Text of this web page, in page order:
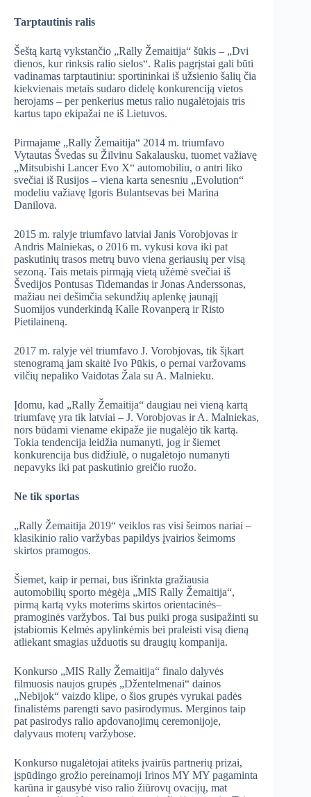
Tarptautinis ralis
Šeštą kartą vykstančio „Rally Žemaitija“ šūkis – „Dvi
dienos, kur rinksis ralio sielos“. Ralis pagrįstai gali būti
vadinamas tarptautiniu: sportininkai iš užsienio šalių čia
kiekvienais metais sudaro didelę konkurenciją vietos
herojams – per penkerius metus ralio nugalėtojais tris
kartus tapo ekipažai ne iš Lietuvos.
Pirmajame „Rally Žemaitija“ 2014 m. triumfavo
Vytautas Švedas su Žilvinu Sakalausku, tuomet važiavę
„Mitsubishi Lancer Evo X“ automobiliu, o antri liko
svečiai iš Rusijos – viena karta senesniu „Evolution“
modeliu važiavę Igoris Bulantsevas bei Marina
Danilova.
2015 m. ralyje triumfavo latviai Janis Vorobjovas ir
Andris Malniekas, o 2016 m. vykusi kova iki pat
paskutinių trasos metrų buvo viena geriausių per visą
sezoną. Tais metais pirmąją vietą užėmė svečiai iš
Švedijos Pontusas Tidemandas ir Jonas Anderssonas,
mažiau nei dešimčia sekundžių aplenkę jaunąjį
Suomijos vunderkindą Kalle Rovanperą ir Risto
Pietilaineną.
2017 m. ralyje vėl triumfavo J. Vorobjovas, tik šįkart
stenogramą jam skaitė Ivo Pūkis, o pernai varžovams
vilčių nepaliko Vaidotas Žala su A. Malnieku.
Įdomu, kad „Rally Žemaitija“ daugiau nei vieną kartą
triumfavę yra tik latviai – J. Vorobjovas ir A. Malniekas,
nors būdami viename ekipaže jie nugalėjo tik kartą.
Tokia tendencija leidžia numanyti, jog ir šiemet
konkurencija bus didžiulė, o nugalėtojo numanyti
nepavyks iki pat paskutinio greičio ruožo.
Ne tik sportas
„Rally Žemaitija 2019“ veiklos ras visi šeimos nariai –
klasikinio ralio varžybas papildys įvairios šeimoms
skirtos pramogos.
Šiemet, kaip ir pernai, bus išrinkta gražiausia
automobilių sporto mėgėja „MIS Rally Žemaitija“,
pirmą kartą vyks moterims skirtos orientacinės–
pramoginės varžybos. Tai bus puiki proga susipažinti su
įstabiomis Kelmės apylinkėmis bei praleisti visą dieną
atliekant smagias užduotis su draugių kompanija.
Konkurso „MIS Rally Žemaitija“ finalo dalyvės
filmuosis naujos grupės „Džentelmenai“ dainos
„Nebijok“ vaizdo klipe, o šios grupės vyrukai padės
finalistėms parengti savo pasirodymus. Merginos taip
pat pasirodys ralio apdovanojimų ceremonijoje,
dalyvaus moterų varžybose.
Konkurso nugalėtojai atiteks įvairūs partnerių prizai,
įspūdingo grožio pereinamoji Irinos MY MY pagaminta
karūna ir gausybė viso ralio žiūrovų ovacijų, mat